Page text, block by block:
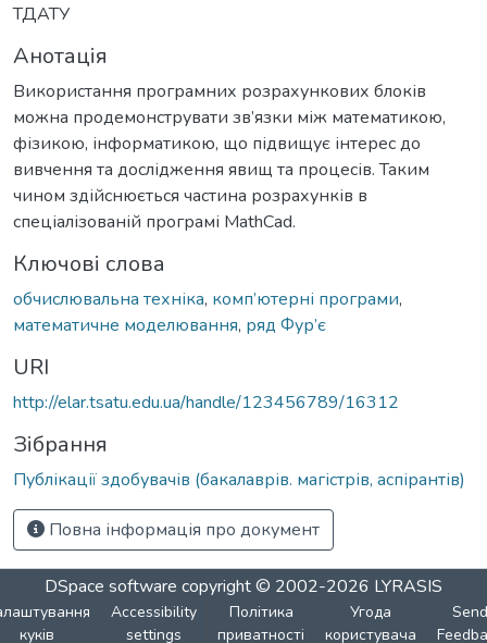
ТДАТУ
Анотація
Використання програмних розрахункових блоків
можна продемонструвати зв’язки між математикою,
фізикою, інформатикою, що підвищує інтерес до
вивчення та дослідження явищ та процесів. Таким
чином здійснюється частина розрахунків в
спеціалізованій програмі MathCad.
Ключові слова
обчислювальна техніка, комп’ютерні програми,
математичне моделювання, ряд Фур’є
URI
http://elar.tsatu.edu.ua/handle/123456789/16312
Зібрання
Публікації здобувачів (бакалаврів. магістрів, аспірантів)
Повна інформація про документ
DSpace software copyright © 2002-2026 LYRASIS
куків
Accessibility
settings
Політика
приватності
Угода
користувача
Send